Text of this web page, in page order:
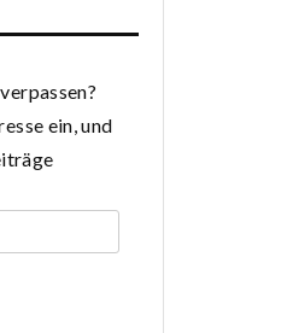
ein, und